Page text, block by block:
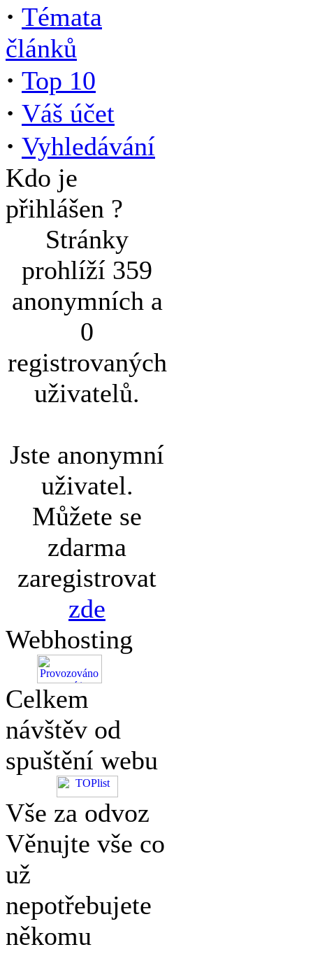
· Témata
článků
· Top 10
· Váš účet
· Vyhledávání
Kdo je
přihlášen ?
Stránky
prohlíží 359
anonymních a
0
registrovaných
uživatelů.
Jste anonymní
uživatel.
Můžete se
zdarma
zaregistrovat
zde
Webhosting
Celkem
návštěv od
spuštění webu
Vše za odvoz
Věnujte vše co
už
nepotřebujete
někomu